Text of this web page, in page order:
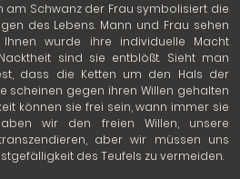
am Schwanz der Frau symbolisiert die
des Lebens. Mann und Frau sehen
wurde ihre individuelle Macht
sind sie entblößt. Sieht man
dass die Ketten um den Hals der
scheinen gegen ihren Willen gehalten
können sie frei sein, wann immer sie
wir den freien Willen, unsere
aber wir müssen uns
des Teufels zu vermeiden.